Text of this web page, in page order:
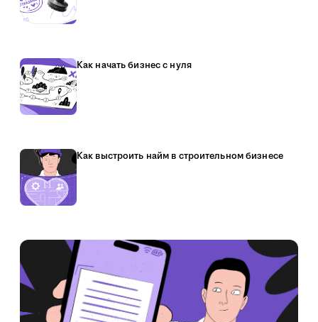
Как начать бизнес с нуля
Как выстроить найм в строительном бизнесе